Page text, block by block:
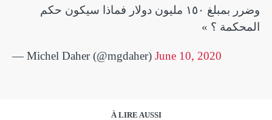
وضرر بمبلغ ١٥٠ مليون دولار فماذا سيكون حكم
المحكمة ؟
— Michel Daher (@mgdaher) June 10, 2020
À LIRE AUSSI